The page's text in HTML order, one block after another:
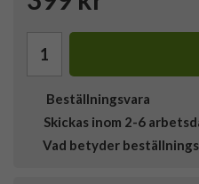
Beställningsvara
Skickas inom 2-6
Vad betyder